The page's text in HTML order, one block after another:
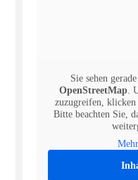
Sie sehen
OpenStreetMap.
zuzugreifen,
Bitte beachten Sie,